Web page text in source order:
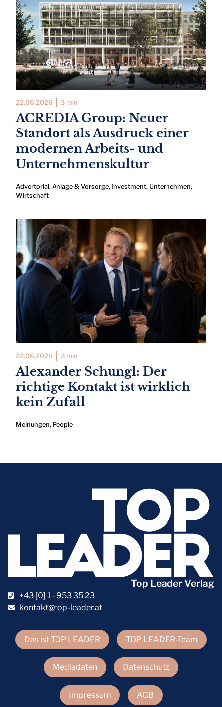
22.06.2026 3 min
ACREDIA Group: Neuer
Standort als Ausdruck einer
modernen Arbeits- und
Unternehmenskultur
Advertorial, Anlage & Vorsorge, Investment, Unternehmen,
Wirtschaft
22.06.2026 3 min
Alexander Schungl: Der
richtige Kontakt ist wirklich
kein Zufall
Meinungen, People
Das ist TOP LEADER TOP LEADER-Team
Mediadaten Datenschutz
Impressum AGB
Top Leader Verlag
+43 [0] 1 - 953 35 23
kontakt@top-leader.at